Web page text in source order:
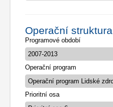
Operační struktura
Programové období
Operační program
Prioritní osa